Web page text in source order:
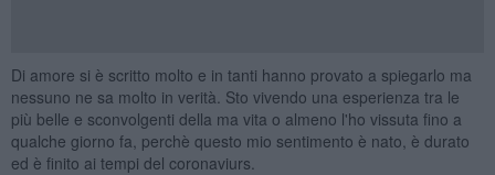
Di amore si è scritto molto e in tanti hanno provato a spiegarlo ma
nessuno ne sa molto in verità. Sto vivendo una esperienza tra le
più belle e sconvolgenti della ma vita o almeno l'ho vissuta fino a
qualche giorno fa, perchè questo mio sentimento è nato, è durato
ed è finito ai tempi del coronaviurs.